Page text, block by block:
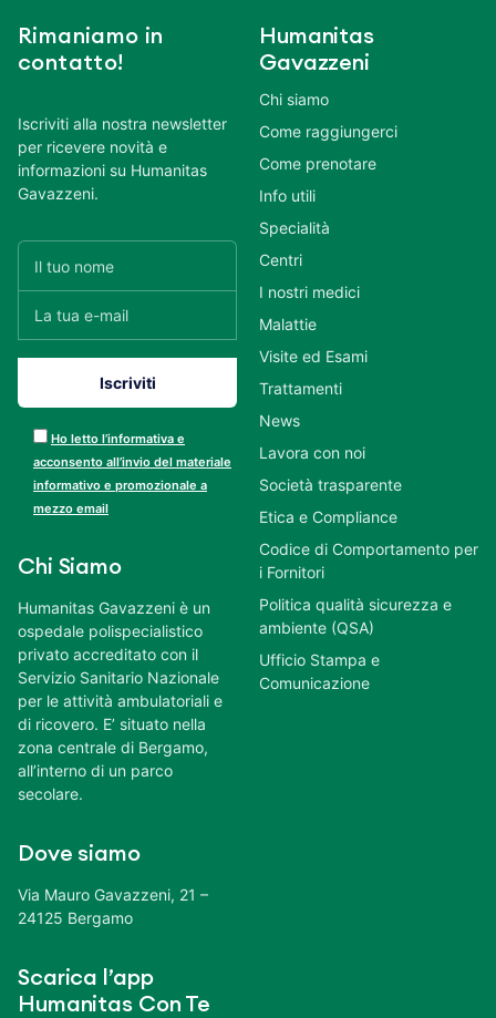
Rimaniamo in
contatto!
Iscriviti alla nostra newsletter
per ricevere novità e
informazioni su Humanitas
Gavazzeni.
Ho letto l’informativa e
acconsento all’invio del materiale
informativo e promozionale a
mezzo email
Chi Siamo
Humanitas Gavazzeni è un
ospedale polispecialistico
privato accreditato con il
Servizio Sanitario Nazionale
per le attività ambulatoriali e
di ricovero. E’ situato nella
zona centrale di Bergamo,
all’interno di un parco
secolare.
Dove siamo
Via Mauro Gavazzeni, 21 –
24125 Bergamo
Scarica l’app
Humanitas Con Te
Humanitas
Gavazzeni
Chi siamo
Come raggiungerci
Come prenotare
Info utili
Specialità
Centri
I nostri medici
Malattie
Visite ed Esami
Trattamenti
News
Lavora con noi
Società trasparente
Etica e Compliance
Codice di Comportamento per
i Fornitori
Politica qualità sicurezza e
ambiente (QSA)
Ufficio Stampa e
Comunicazione